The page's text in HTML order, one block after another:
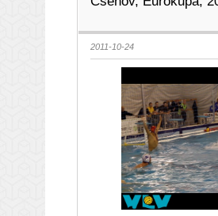
2011-10-24